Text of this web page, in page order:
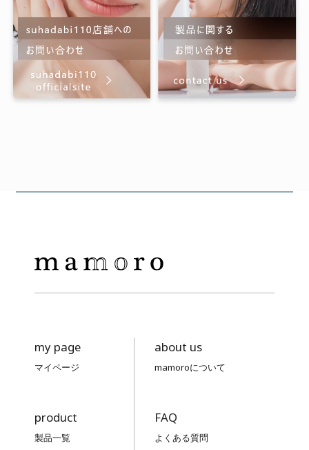
my page
マイページ
product
製品一覧
about us
mamoroについて
FAQ
よくある質問